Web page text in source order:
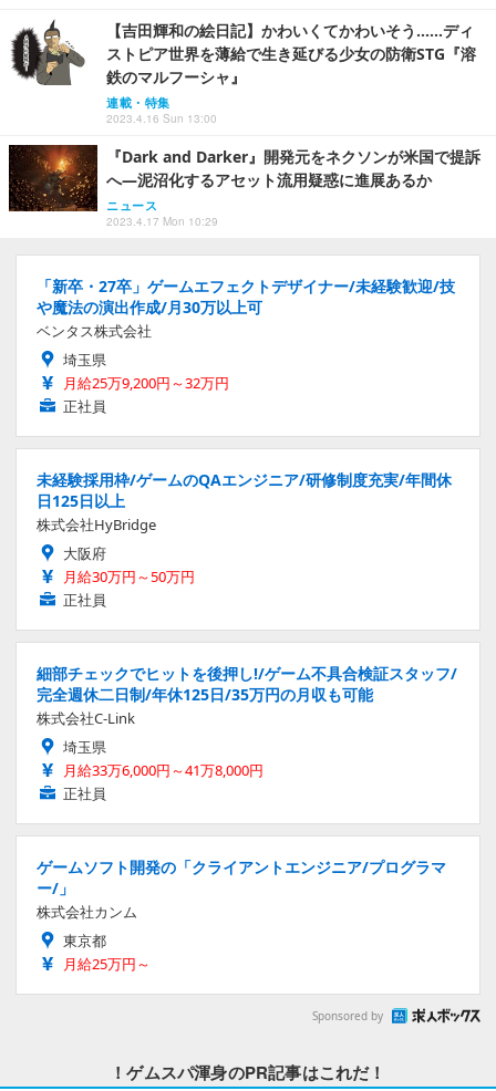
【吉田輝和の絵日記】かわいくてかわいそう……ディ
ストピア世界を薄給で生き延びる少女の防衛STG『溶
鉄のマルフーシャ』
連載・特集
2023.4.16 Sun 13:00
『Dark and Darker』開発元をネクソンが米国で提訴
へ―泥沼化するアセット流用疑惑に進展あるか
ニュース
2023.4.17 Mon 10:29
「新卒・27卒」ゲームエフェクトデザイナー/未経験歓迎/技
や魔法の演出作成/月30万以上可
ベンタス株式会社
埼玉県
月給25万9,200円～32万円
正社員
未経験採用枠/ゲームのQAエンジニア/研修制度充実/年間休
日125日以上
株式会社HyBridge
大阪府
月給30万円～50万円
正社員
細部チェックでヒットを後押し!/ゲーム不具合検証スタッフ/
完全週休二日制/年休125日/35万円の月収も可能
株式会社C-Link
埼玉県
月給33万6,000円～41万8,000円
正社員
ゲームソフト開発の「クライアントエンジニア/プログラマ
ー/」
株式会社カンム
東京都
月給25万円～
Sponsored by
！ゲムスパ渾身のPR記事はこれだ！